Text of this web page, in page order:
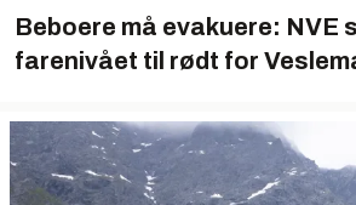
Beboere må evakuere: NVE
farenivået til rødt for